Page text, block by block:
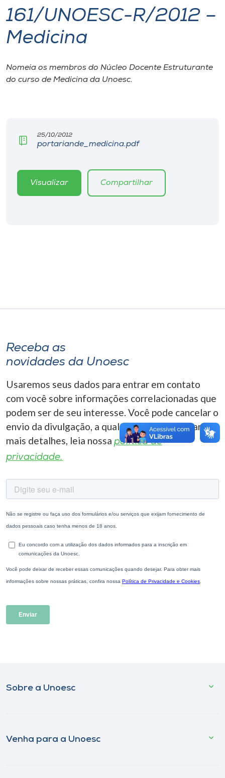
I.nova
Cultura
Biblioteca
Editora
A-
161/UNOESC-R/2012 –
Medicina
Nomeia os membros do Núcleo Docente Estruturante
do curso de Medicina da Unoesc.
25/10/2012
portariande_medicina.pdf
Visualizar Compartilhar
Receba as
novidades da Unoesc
Usaremos seus dados para entrar em contato
com você sobre informações correlacionadas que
podem ser de seu interesse. Você pode cancelar o
envio da divulgação, a qualquer momento. Para
mais detalhes, leia nossa política de
privacidade.
Sobre a Unoesc
Venha para a Unoesc